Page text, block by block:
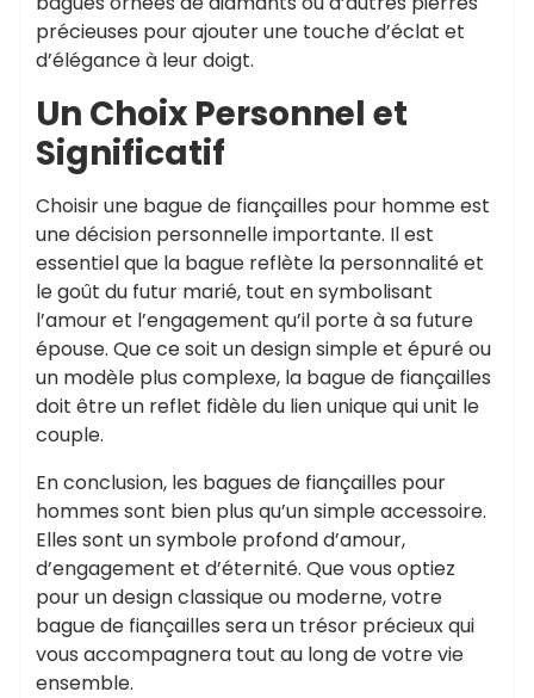
précieuses pour ajouter une touche d’éclat et
d’élégance à leur doigt.
Un Choix Personnel et
Significatif
Choisir une bague de fiançailles pour homme est
une décision personnelle importante. Il est
essentiel que la bague reflète la personnalité et
le goût du futur marié, tout en symbolisant
l’amour et l’engagement qu’il porte à sa future
épouse. Que ce soit un design simple et épuré ou
un modèle plus complexe, la bague de fiançailles
doit être un reflet fidèle du lien unique qui unit le
couple.
En conclusion, les bagues de fiançailles pour
hommes sont bien plus qu’un simple accessoire.
Elles sont un symbole profond d’amour,
d’engagement et d’éternité. Que vous optiez
pour un design classique ou moderne, votre
bague de fiançailles sera un trésor précieux qui
vous accompagnera tout au long de votre vie
ensemble.